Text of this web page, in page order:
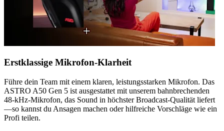
Erstklassige Mikrofon-Klarheit
Führe dein Team mit einem klaren, leistungsstarken Mikrofon. Das
ASTRO A50 Gen 5 ist ausgestattet mit unserem bahnbrechenden
48-kHz-Mikrofon, das Sound in höchster Broadcast-Qualität liefert
—so kannst du Ansagen machen oder hilfreiche Vorschläge wie ein
Profi teilen.